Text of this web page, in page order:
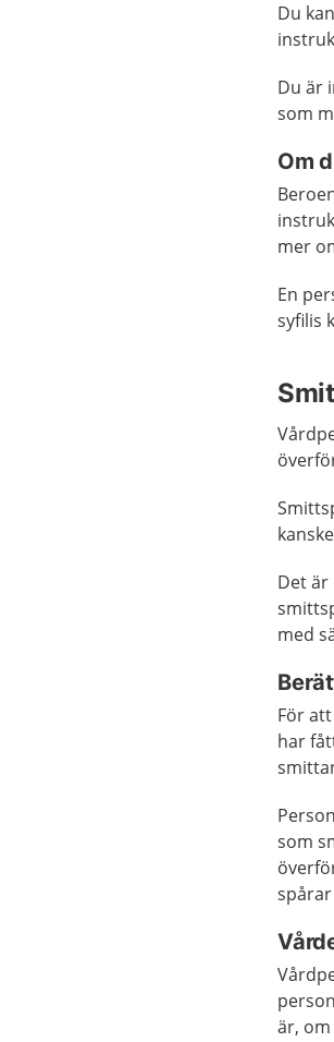
Du
Du är
som
Om
mer
En
syfilis
Det är
med
För
har
som
är,